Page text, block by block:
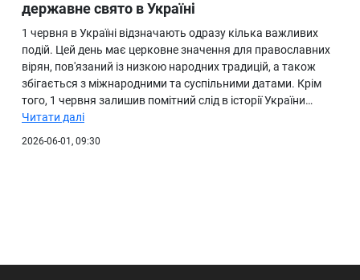
Про нас
державне свято в Україні
1 червня в Україні відзначають одразу кілька важливих
подій. Цей день має церковне значення для православних
вірян, пов'язаний із низкою народних традицій, а також
збігається з міжнародними та суспільними датами. Крім
того, 1 червня залишив помітний слід в історії України…
Читати далі
2026-06-01, 09:30